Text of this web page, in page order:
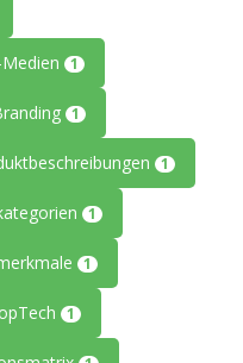
1
1
1
1
1
1